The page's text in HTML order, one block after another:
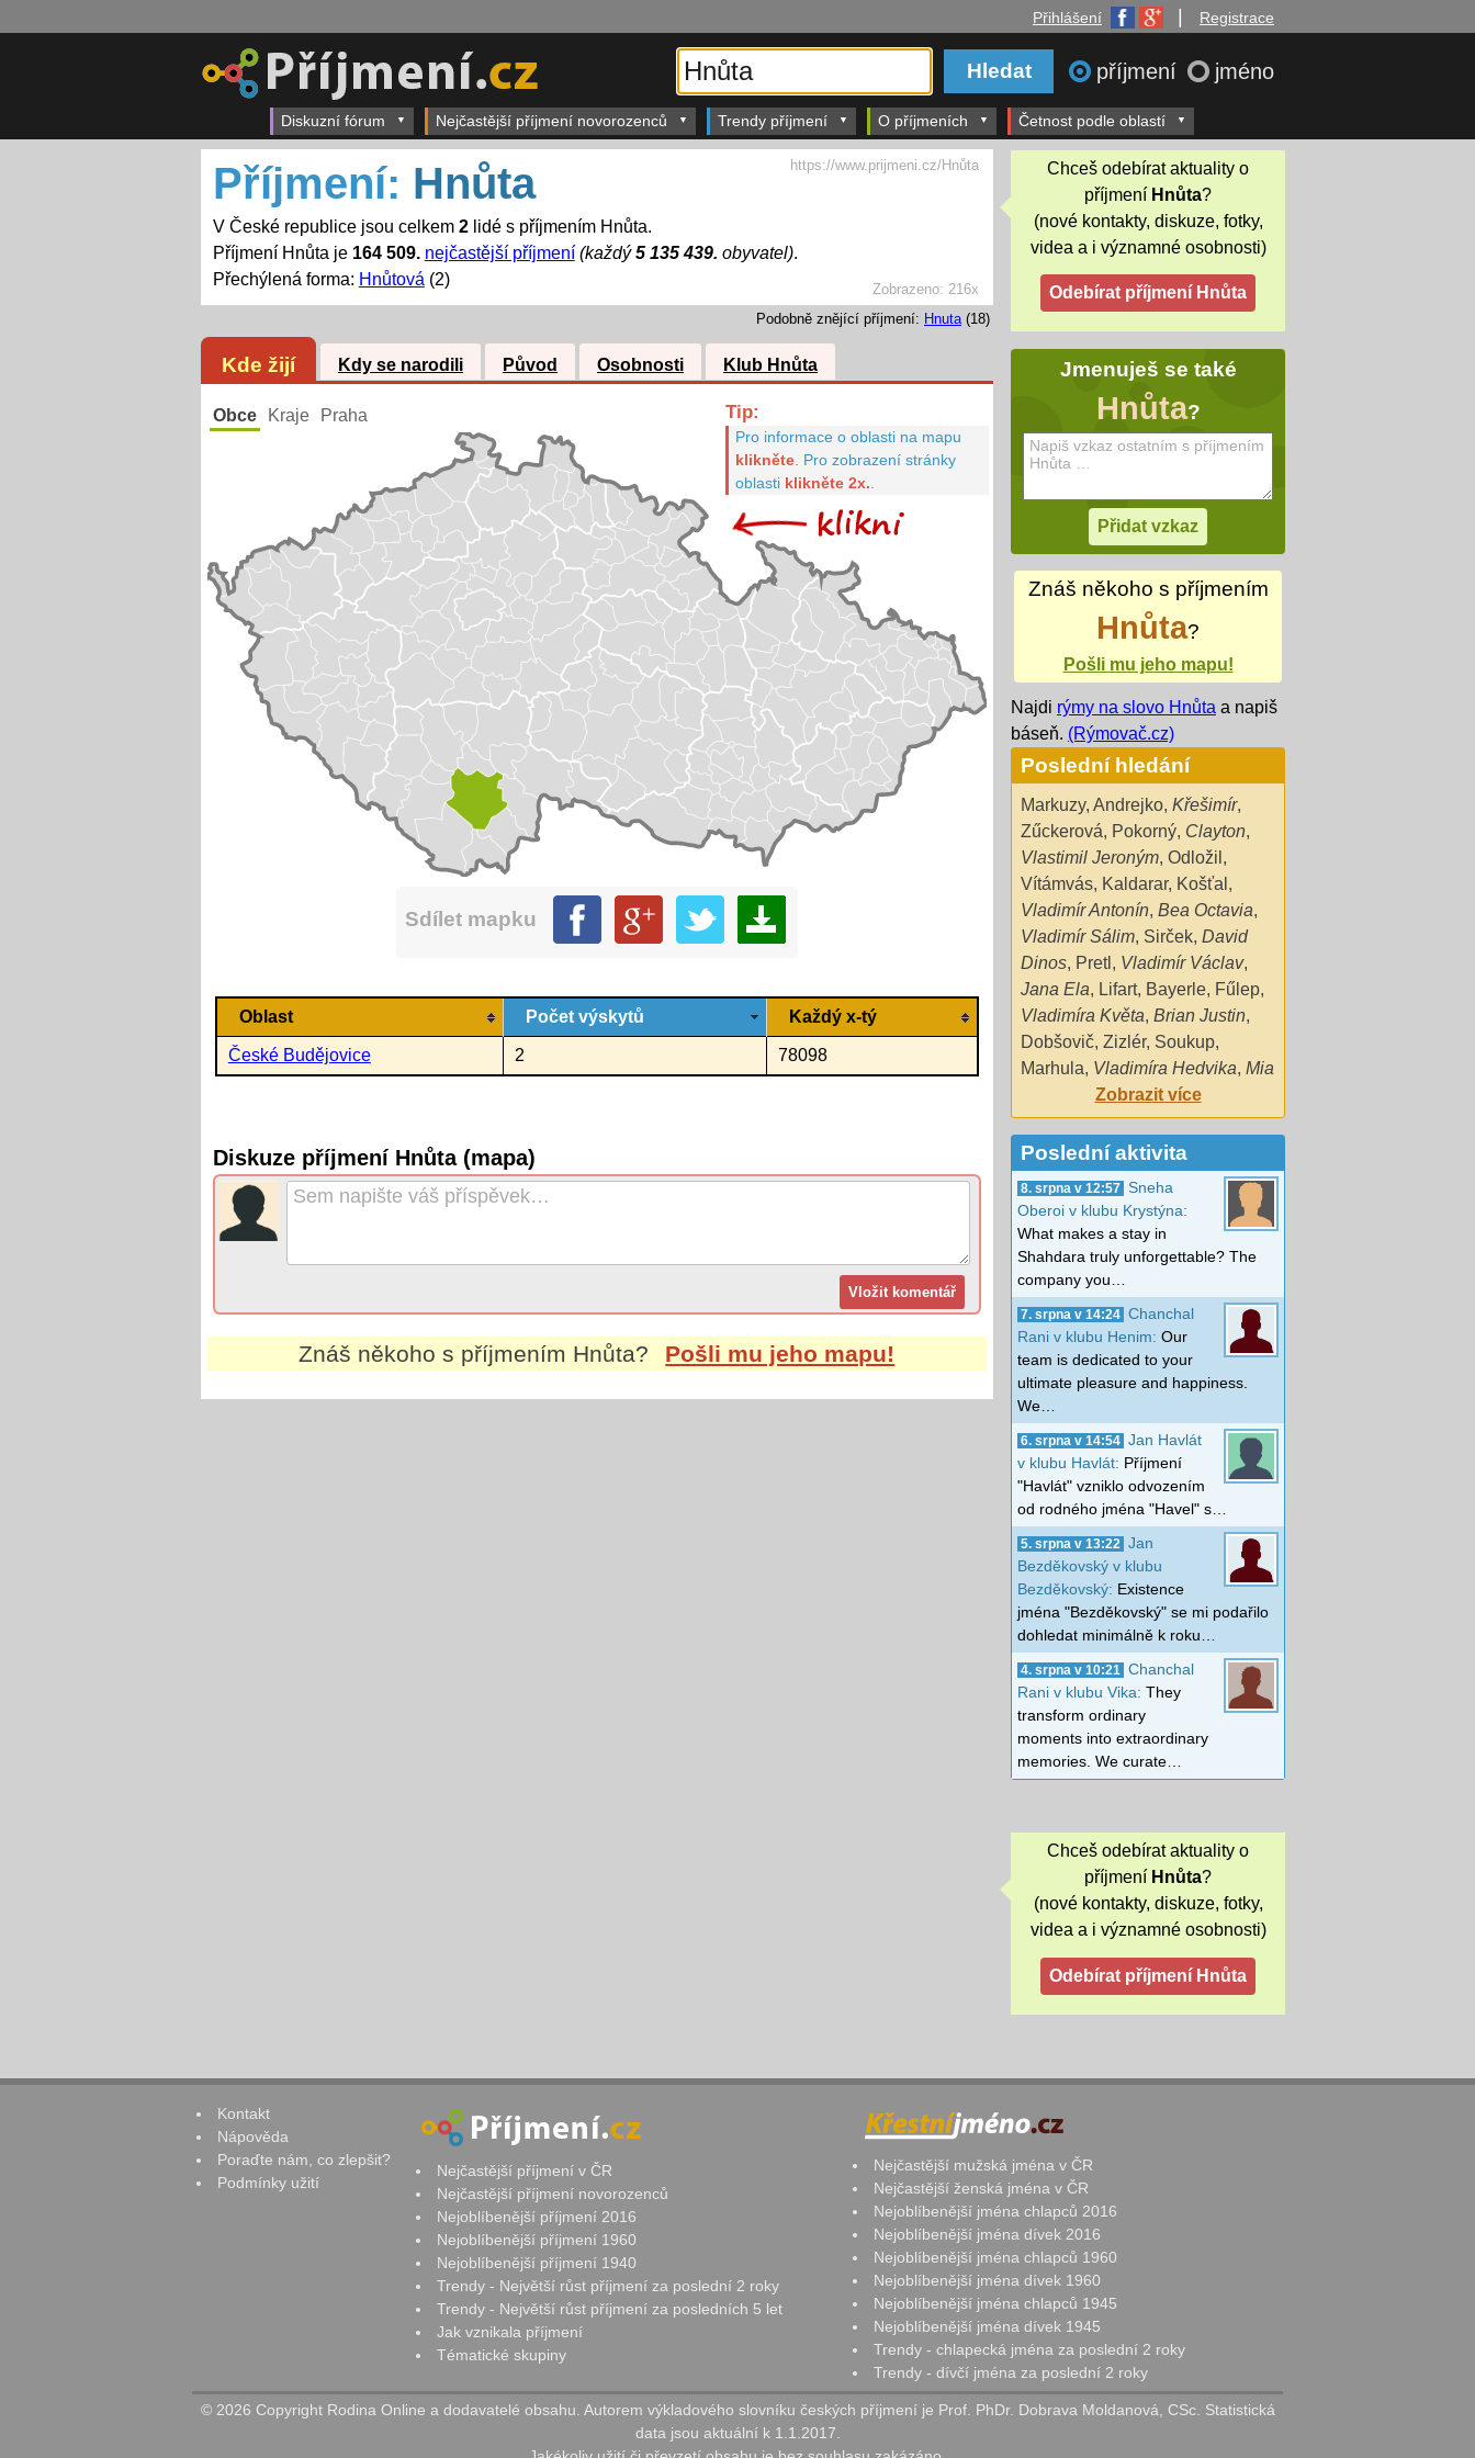
Přihlášení Registrace
příjmení jméno
Diskuzní fórum Nejčastější příjmení novorozenců Trendy příjmení O příjmeních Četnost podle oblastí
Zobrazeno:216x
Příjmení: Hnůta
V České republice jsou celkem 2lidé s příjmením Hnůta.
Příjmení Hnůta je 164 509. nejčastější příjmení (každý5 135 439. obyvatel).
Přechýlená forma: Hnůtová (2)
https://www.prijmeni.cz/Hnůta
Podobně znějící příjmení: Hnuta(18)
Kde žijí Kdy se narodili Původ Osobnosti Klub Hnůta
Obce Kraje Praha Tip:
Pro informace o oblasti na mapu
klikněte. Pro zobrazení stránky
oblasti klikněte 2x.
Sdílet mapku
Oblast Počet výskytů Každý x-tý
České Budějovice 2 78098
Diskuze příjmení Hnůta (mapa)
Znáš někoho s příjmením Hnůta? Pošli mu jeho mapu!
Chceš odebírat aktuality o
příjmení Hnůta?
(nové kontakty, diskuze, fotky,
videa a i významné osobnosti)
Jmenuješ se také
Hnůta?
Znáš někoho s příjmením
Hnůta?
Pošli mu jeho mapu!
Najdi rýmy na slovo Hnůta a napiš
báseň. (Rýmovač.cz)
Poslední hledání
Markuzy, Andrejko, Křešimír,
Zűckerová, Pokorný, Clayton,
Vlastimil Jeroným, Odložil ,
Vítámvás, Kaldarar, Košťal ,
Vladimír Antonín, Bea Octavia,
Vladimír Sálim, Sirček, David
Dinos, Pretl , Vladimír Václav,
Jana Ela, Lifart, Bayerle, Fűlep,
Vladimíra Květa, Brian Justin,
Dobšovič, Zizlér, Soukup,
Marhula, Vladimíra Hedvika, Mia
Zobrazit více
Poslední aktivita
8. srpna v 12:57
Sneha
Oberoi v klubu Krystýna:
What makes a stay in
Shahdara truly unforgettable? The
company you…
7. srpna v 14:24 Chanchal
Rani v klubu Henim: Our
team is dedicated to your
ultimate pleasure and happiness.
We…
6. srpna v 14:54 Jan Havlát
v klubu Havlát: Příjmení
"Havlát" vzniklo odvozením
od rodného jména "Havel" s…
5. srpna v 13:22
Jan
Bezděkovský v klubu
Bezděkovský: Existence
jména "Bezděkovský" se mi podařilo
dohledat minimálně k roku…
4. srpna v 10:21
Chanchal
Rani v klubu Vika: They
transform ordinary
moments into extraordinary
memories. We curate…
Chceš odebírat aktuality o
příjmení Hnůta?
(nové kontakty, diskuze, fotky,
videa a i významné osobnosti)
Kontakt
Nápověda
Poraďte nám, co zlepšit?
Podmínky užití
Nejčastější příjmení v ČR
Nejčastější příjmení novorozenců
Nejoblíbenější příjmení 2016
Nejoblíbenější příjmení 1960
Nejoblíbenější příjmení 1940
Trendy - Největší růst příjmení za poslední 2 roky
Trendy - Největší růst příjmení za posledních 5 let
Jak vznikala příjmení
Tématické skupiny
Nejčastější mužská jména v ČR
Nejčastější ženská jména v ČR
Nejoblíbenější jména chlapců 2016
Nejoblíbenější jména dívek 2016
Nejoblíbenější jména chlapců 1960
Nejoblíbenější jména dívek 1960
Nejoblíbenější jména chlapců 1945
Nejoblíbenější jména dívek 1945
Trendy - chlapecká jména za poslední 2 roky
Trendy - dívčí jména za poslední 2 roky
© 2026 Copyright Rodina Online a dodavatelé obsahu. Autorem výkladového slovníku českých příjmení je Prof. PhDr. Dobrava Moldanová, CSc. Statistická
data jsou aktuální k 1.1.2017.